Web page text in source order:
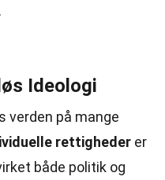
Ideologi
verden på mange
rettigheder er
både politik og